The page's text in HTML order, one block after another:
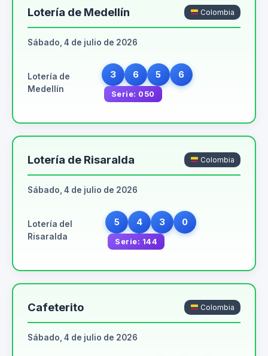
Lotería de Medellín Colombia
Sábado, 4 de julio de 2026
Lotería de
Medellín
3 6 5 6
Serie: 050
Lotería de Risaralda Colombia
Sábado, 4 de julio de 2026
Lotería del
Risaralda
5 4 3 0
Serie: 144
Cafeterito Colombia
Sábado, 4 de julio de 2026